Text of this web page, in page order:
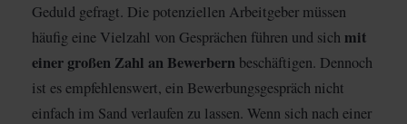
Geduld gefragt. Die potenziellen Arbeitgeber müssen
häufig eine Vielzahl von Gesprächen führen und sich mit
einer großen Zahl an Bewerbern beschäftigen. Dennoch
ist es empfehlenswert, ein Bewerbungsgespräch nicht
einfach im Sand verlaufen zu lassen. Wenn sich nach einer